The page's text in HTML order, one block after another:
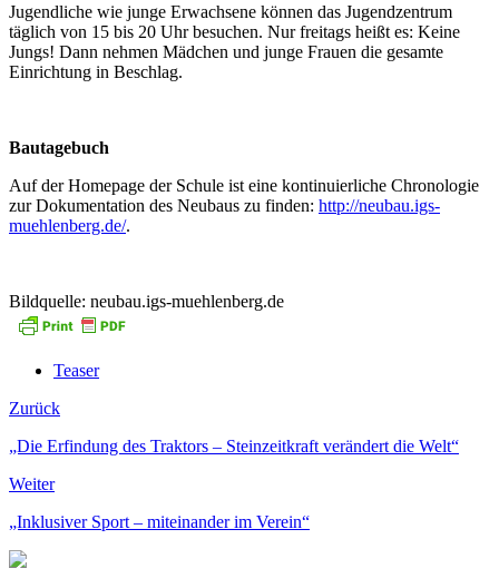
Jugendliche wie junge Erwachsene können das Jugendzentrum
täglich von 15 bis 20 Uhr besuchen. Nur freitags heißt es: Keine
Jungs! Dann nehmen Mädchen und junge Frauen die gesamte
Einrichtung in Beschlag.
Bautagebuch
Auf der Homepage der Schule ist eine kontinuierliche Chronologie
zur Dokumentation des Neubaus zu finden: http://neubau.igs-
muehlenberg.de/.
Bildquelle: neubau.igs-muehlenberg.de
Teaser
Zurück
„Die Erfindung des Traktors – Steinzeitkraft verändert die Welt“
Weiter
„Inklusiver Sport – miteinander im Verein“